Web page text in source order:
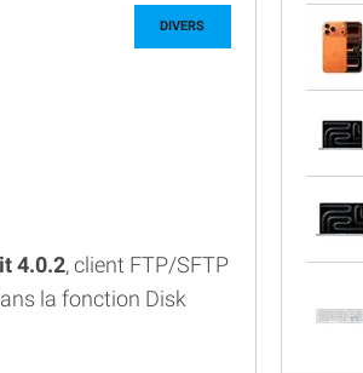
DIVERS
4.0.2, client FTP/SFTP
la fonction Disk